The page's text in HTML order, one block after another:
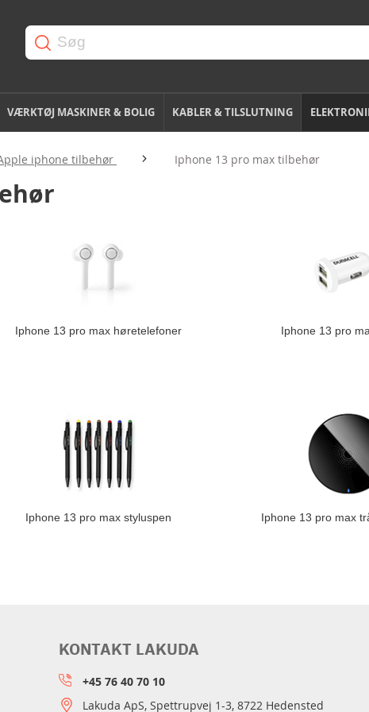
VÆRKTØJ MASKINER & BOLIG KABLER & TILSLUTNING
iphone tilbehør Iphone 13 pro max tilbehør
Iphone 13 pro max høretelefoner Iphone 13 pro
Iphone 13 pro max styluspen Iphone 13 pro max
KONTAKT LAKUDA
+45 76 40 70 10
Lakuda ApS, Spettrupvej 1-3, 8722 Hedensted